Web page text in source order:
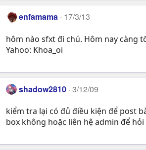
enfamama 17/3/13
hôm nào sfxt đi chú. Hôm nay càng
Yahoo: Khoa_oi
shadow2810 3/12/09
kiểm tra lại có đủ điều kiện để post
box không hoặc liên hệ admin để hỏi